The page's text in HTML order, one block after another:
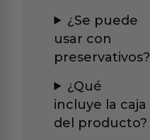
¿Se puede
usar con
preservativos?
¿Qué
incluye la caja
del producto?